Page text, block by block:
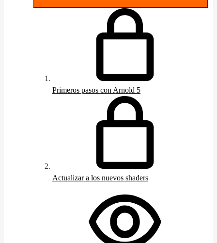
Primeros pasos con Arnold 5
Actualizar a los nuevos shaders